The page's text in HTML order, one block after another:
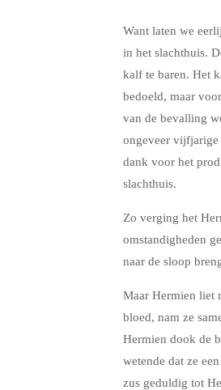
Want laten we
in het slachthuis.
kalf te baren. Het
bedoeld, maar
van de bevalling
ongeveer vijfjarige
dank voor het
slachthuis.
Zo verging het
omstandigheden
naar de sloop
Maar Hermien liet
bloed, nam ze
Hermien dook de
wetende dat ze
zus geduldig tot